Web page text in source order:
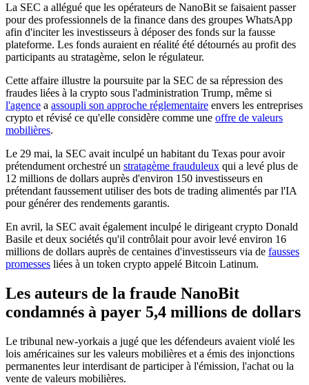
La SEC a allégué que les opérateurs de NanoBit se faisaient passer
pour des professionnels de la finance dans des groupes WhatsApp
afin d'inciter les investisseurs à déposer des fonds sur la fausse
plateforme. Les fonds auraient en réalité été détournés au profit des
participants au stratagème, selon le régulateur.
Cette affaire illustre la poursuite par la SEC de sa répression des
fraudes liées à la crypto sous l'administration Trump, même si
l'agence a assoupli son approche réglementaire envers les entreprises
crypto et révisé ce qu'elle considère comme une offre de valeurs
mobilières.
Le 29 mai, la SEC avait inculpé un habitant du Texas pour avoir
prétendument orchestré un stratagème frauduleux qui a levé plus de
12 millions de dollars auprès d'environ 150 investisseurs en
prétendant faussement utiliser des bots de trading alimentés par l'IA
pour générer des rendements garantis.
En avril, la SEC avait également inculpé le dirigeant crypto Donald
Basile et deux sociétés qu'il contrôlait pour avoir levé environ 16
millions de dollars auprès de centaines d'investisseurs via de fausses
promesses liées à un token crypto appelé Bitcoin Latinum.
Les auteurs de la fraude NanoBit
condamnés à payer 5,4 millions de dollars
Le tribunal new-yorkais a jugé que les défendeurs avaient violé les
lois américaines sur les valeurs mobilières et a émis des injonctions
permanentes leur interdisant de participer à l'émission, l'achat ou la
vente de valeurs mobilières.